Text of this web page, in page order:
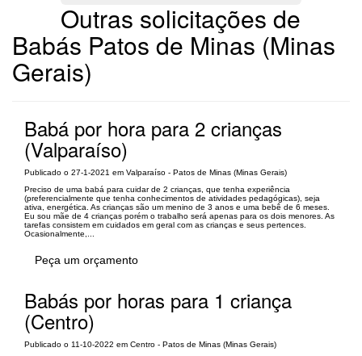
Outras solicitações de
Babás Patos de Minas (Minas
Gerais)
Babá por hora para 2 crianças
(Valparaíso)
Publicado o 27-1-2021 em Valparaíso - Patos de Minas (Minas Gerais)
Preciso de uma babá para cuidar de 2 crianças, que tenha experiência
(preferencialmente que tenha conhecimentos de atividades pedagógicas), seja
ativa, energética. As crianças são um menino de 3 anos e uma bebê de 6 meses.
Eu sou mãe de 4 crianças porém o trabalho será apenas para os dois menores. As
tarefas consistem em cuidados em geral com as crianças e seus pertences.
Ocasionalmente,...
Peça um orçamento
Babás por horas para 1 criança
(Centro)
Publicado o 11-10-2022 em Centro - Patos de Minas (Minas Gerais)